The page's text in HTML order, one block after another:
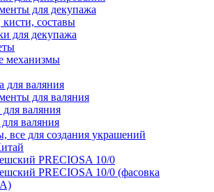
для декупажа
составы
для декупажа
механизмы
для валяния
для валяния
валяния
валяния
все для создания украшений
PRECIOSA 10/0
PRECIOSA 10/0 (фасовка